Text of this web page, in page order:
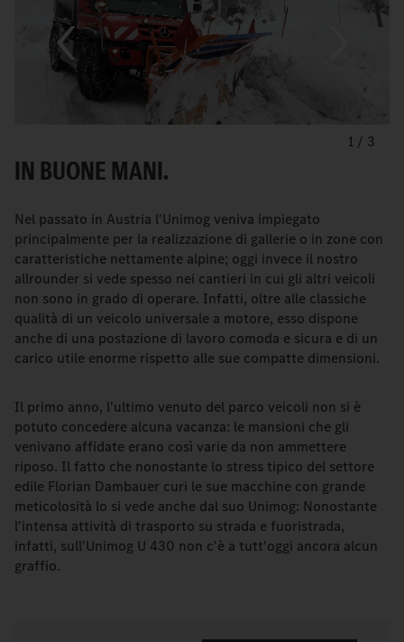
1 / 3
IN BUONE MANI.
Nel passato in Austria l'Unimog veniva impiegato
principalmente per la realizzazione di gallerie o in zone con
caratteristiche nettamente alpine; oggi invece il nostro
allrounder si vede spesso nei cantieri in cui gli altri veicoli
non sono in grado di operare. Infatti, oltre alle classiche
qualità di un veicolo universale a motore, esso dispone
anche di una postazione di lavoro comoda e sicura e di un
carico utile enorme rispetto alle sue compatte dimensioni.
Il primo anno, l'ultimo venuto del parco veicoli non si è
potuto concedere alcuna vacanza: le mansioni che gli
venivano affidate erano così varie da non ammettere
riposo. Il fatto che nonostante lo stress tipico del settore
edile Florian Dambauer curi le sue macchine con grande
meticolosità lo si vede anche dal suo Unimog: Nonostante
l'intensa attività di trasporto su strada e fuoristrada,
infatti, sull'Unimog U 430 non c'è a tutt'oggi ancora alcun
graffio.